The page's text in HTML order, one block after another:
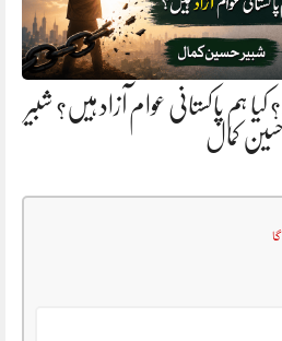
ہم پاکستانی عوام آزاد ہیں؟ شبیر
حسین کمال